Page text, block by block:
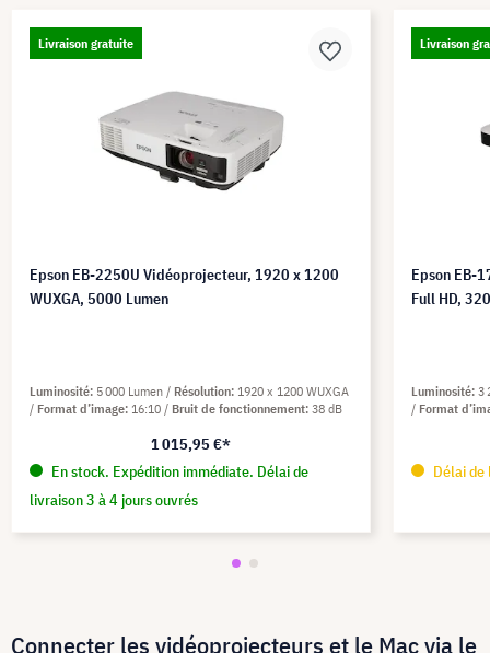
Livraison gratuite
Epson EB-2250U Vidéoprojecteur, 1920 x 1200
WUXGA, 5000 Lumen
Luminosité 5 000 Lumen Résolution 1920 x 1200 WUXGA
Format d’image 16:10 Bruit de fonctionnement 38 dB
1 015,95 €*
En stock. Expédition immédiate. Délai de
livraison 3 à 4 jours ouvrés
Livraison
Epson EB-
Full HD,
Luminosité 3
Format
Délai de
Connecter les vidéoprojecteurs et le Mac via le